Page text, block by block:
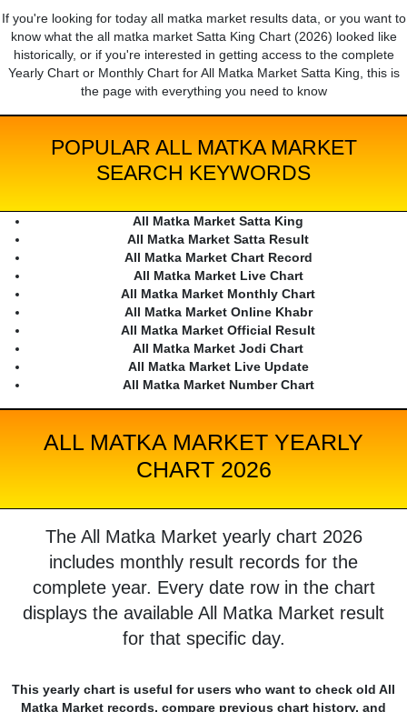
If you're looking for today all matka market results data, or you want to
know what the all matka market Satta King Chart (2026) looked like
historically, or if you're interested in getting access to the complete
Yearly Chart or Monthly Chart for All Matka Market Satta King, this is
the page with everything you need to know
POPULAR ALL MATKA MARKET
SEARCH KEYWORDS
All Matka Market Satta King
All Matka Market Satta Result
All Matka Market Chart Record
All Matka Market Live Chart
All Matka Market Monthly Chart
All Matka Market Online Khabr
All Matka Market Official Result
All Matka Market Jodi Chart
All Matka Market Live Update
All Matka Market Number Chart
ALL MATKA MARKET YEARLY
CHART 2026
The All Matka Market yearly chart 2026
includes monthly result records for the
complete year. Every date row in the chart
displays the available All Matka Market result
for that specific day.
This yearly chart is useful for users who want to check old All
Matka Market records, compare previous chart history, and